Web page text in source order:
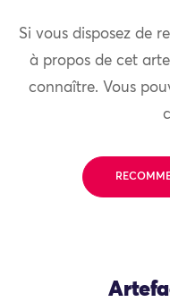
Si vous disposez de
à propos de cet
connaître. Vous